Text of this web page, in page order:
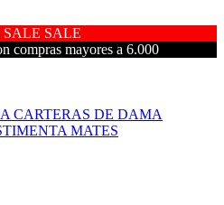
SALE SALE
compras mayores a 6.000
CARTERAS DE DAMA
MATES